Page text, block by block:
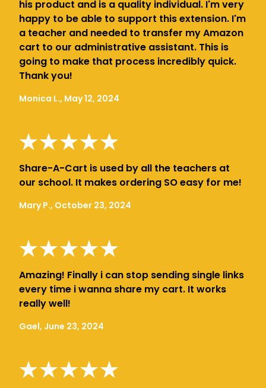
his product and is a quality individual. I'm very
happy to be able to support this extension. I'm
a teacher and needed to transfer my Amazon
cart to our administrative assistant. This is
going to make that process incredibly quick.
Thank you!
Monica L., May 12, 2024
Share-A-Cart is used by all the teachers at
our school. It makes ordering SO easy for me!
Mary P., October 23, 2024
Amazing! Finally i can stop sending single links
every time i wanna share my cart. It works
really well!
Gael, June 23, 2024